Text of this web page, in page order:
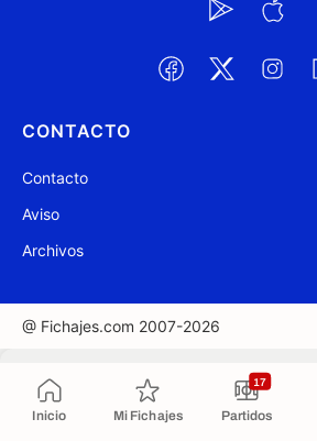
Inicio Mi Fichajes Partidos
17
CONTACTO
Contacto
Aviso
Archivos
@ Fichajes.com 2007-2026